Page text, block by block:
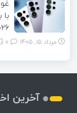
مرداد ۱۵, ۱۴۰۵
آخرین